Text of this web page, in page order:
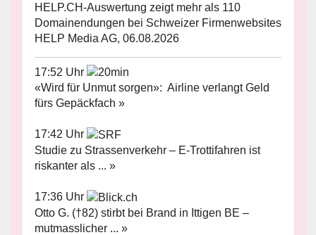
HELP.CH-Auswertung zeigt mehr als 110
Domainendungen bei Schweizer Firmenwebsites
HELP Media AG, 06.08.2026
17:52 Uhr
«Wird für Unmut sorgen»: Airline verlangt Geld
fürs Gepäckfach »
17:42 Uhr
Studie zu Strassenverkehr – E-Trottifahren ist
riskanter als ... »
17:36 Uhr
Otto G. (†82) stirbt bei Brand in Ittigen BE –
mutmasslicher ... »